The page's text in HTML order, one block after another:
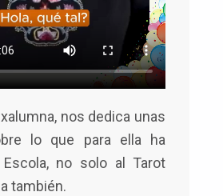
nos dedica unas
lo que para ella ha
no solo al Tarot
también.